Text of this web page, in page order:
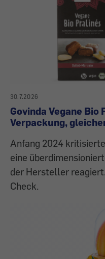
30.7.2026
Govinda Vegane Bio
Verpackung,
Anfang 2024
eine
der Hersteller
Check.